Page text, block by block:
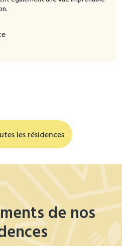
les résidences
de nos